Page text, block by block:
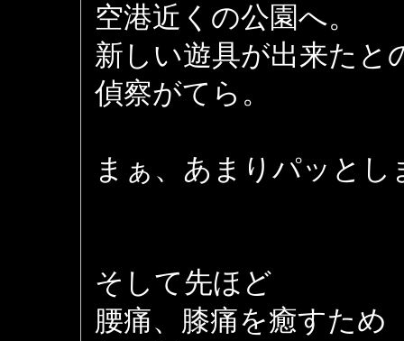
空港近くの公園へ。
新しい遊具が出来たと
偵察がてら。
まぁ、あまりパッと
そして先ほど
腰痛、膝痛を癒すため